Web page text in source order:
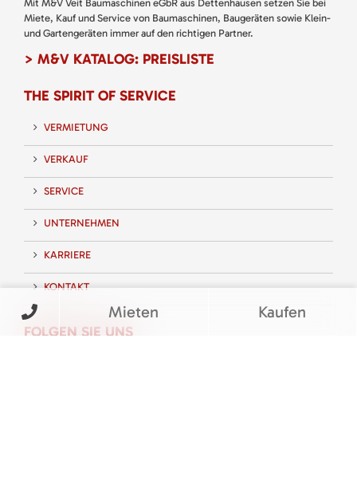
Mit M&V Veit Baumaschinen eGbR aus Dettenhausen setzen Sie bei
Miete, Kauf und Service von Baumaschinen, Baugeräten sowie Klein-
und Gartengeräten immer auf den richtigen Partner.
> M&V KATALOG: PREISLISTE
THE SPIRIT OF SERVICE
VERMIETUNG
VERKAUF
SERVICE
UNTERNEHMEN
KARRIERE
KONTAKT
FOLGEN SIE UNS
Mieten Kaufen